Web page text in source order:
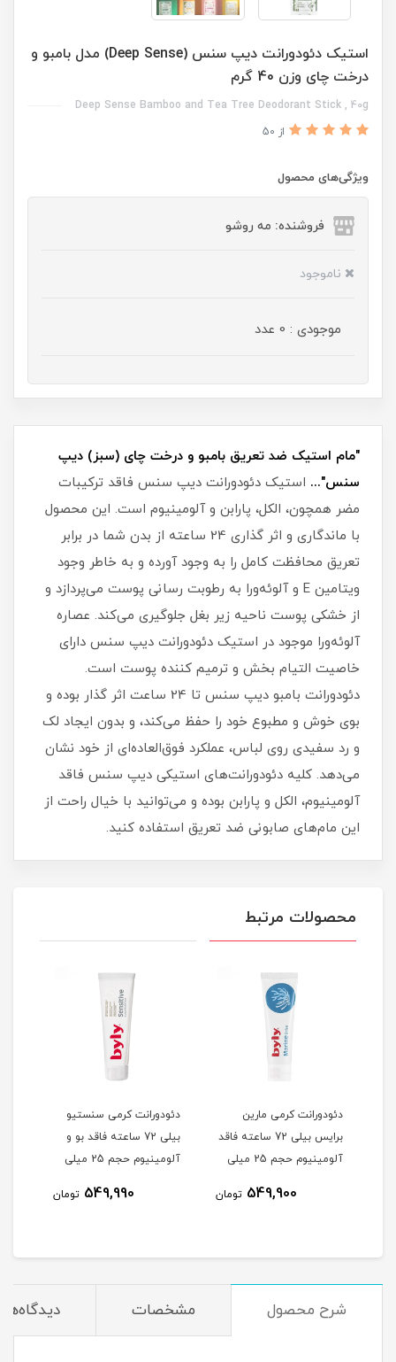
استیک دئودورانت دیپ سنس (Deep Sense) مدل بامبو و
درخت چای وزن 40 گرم
Deep Sense Bamboo and Tea Tree Deodorant Stick , 40g
از 50
ویژگی‌های محصول
فروشنده: مه رو‌شو
ناموجود
موجودی : 0 عدد
"مام استیک ضد تعریق بامبو و درخت چای (سبز) دیپ
سنس"... استیک دئودورانت دیپ سنس فاقد ترکیبات
مضر همچون، الکل، پارابن و آلومینیوم است. این محصول
با ماندگاری و اثر گذاری 24 ساعته از بدن شما در برابر
تعریق محافظت کامل را به وجود آورده و به خاطر وجود
ویتامین E و آلوئه‌ورا به رطوبت رسانی پوست می‌پردازد و
از خشکی پوست ناحیه زیر بغل جلوگیری می‌کند. عصاره
آلوئه‌ورا موجود در استیک دئودورانت دیپ سنس دارای
خاصیت التیام بخش و ترمیم کننده پوست است.
دئودورانت بامبو دیپ سنس تا 24 ساعت اثر گذار بوده و
بوی خوش و مطبوع خود را حفظ می‌کند، و بدون ایجاد لک
و رد سفیدی روی لباس، عملکرد فوق‌العاده‌ای از خود نشان
می‌دهد. کلیه دئودورانت‌های استیکی دیپ سنس فاقد
آلومینیوم، الکل و پارابن بوده و می‌توانید با خیال راحت از
این مام‌های صابونی ضد تعریق استفاده کنید.
محصولات مرتبط
دئودورانت کرمی مارین
برایس بیلی 72 ساعته فاقد
آلومینیوم حجم 25 میلی
549,900 تومان
دئودورانت کرمی سنستیو
بیلی 72 ساعته فاقد بو و
آلومینیوم حجم 25 میلی
549,990 تومان
شرح محصول مشخصات دیدگاه‌ها